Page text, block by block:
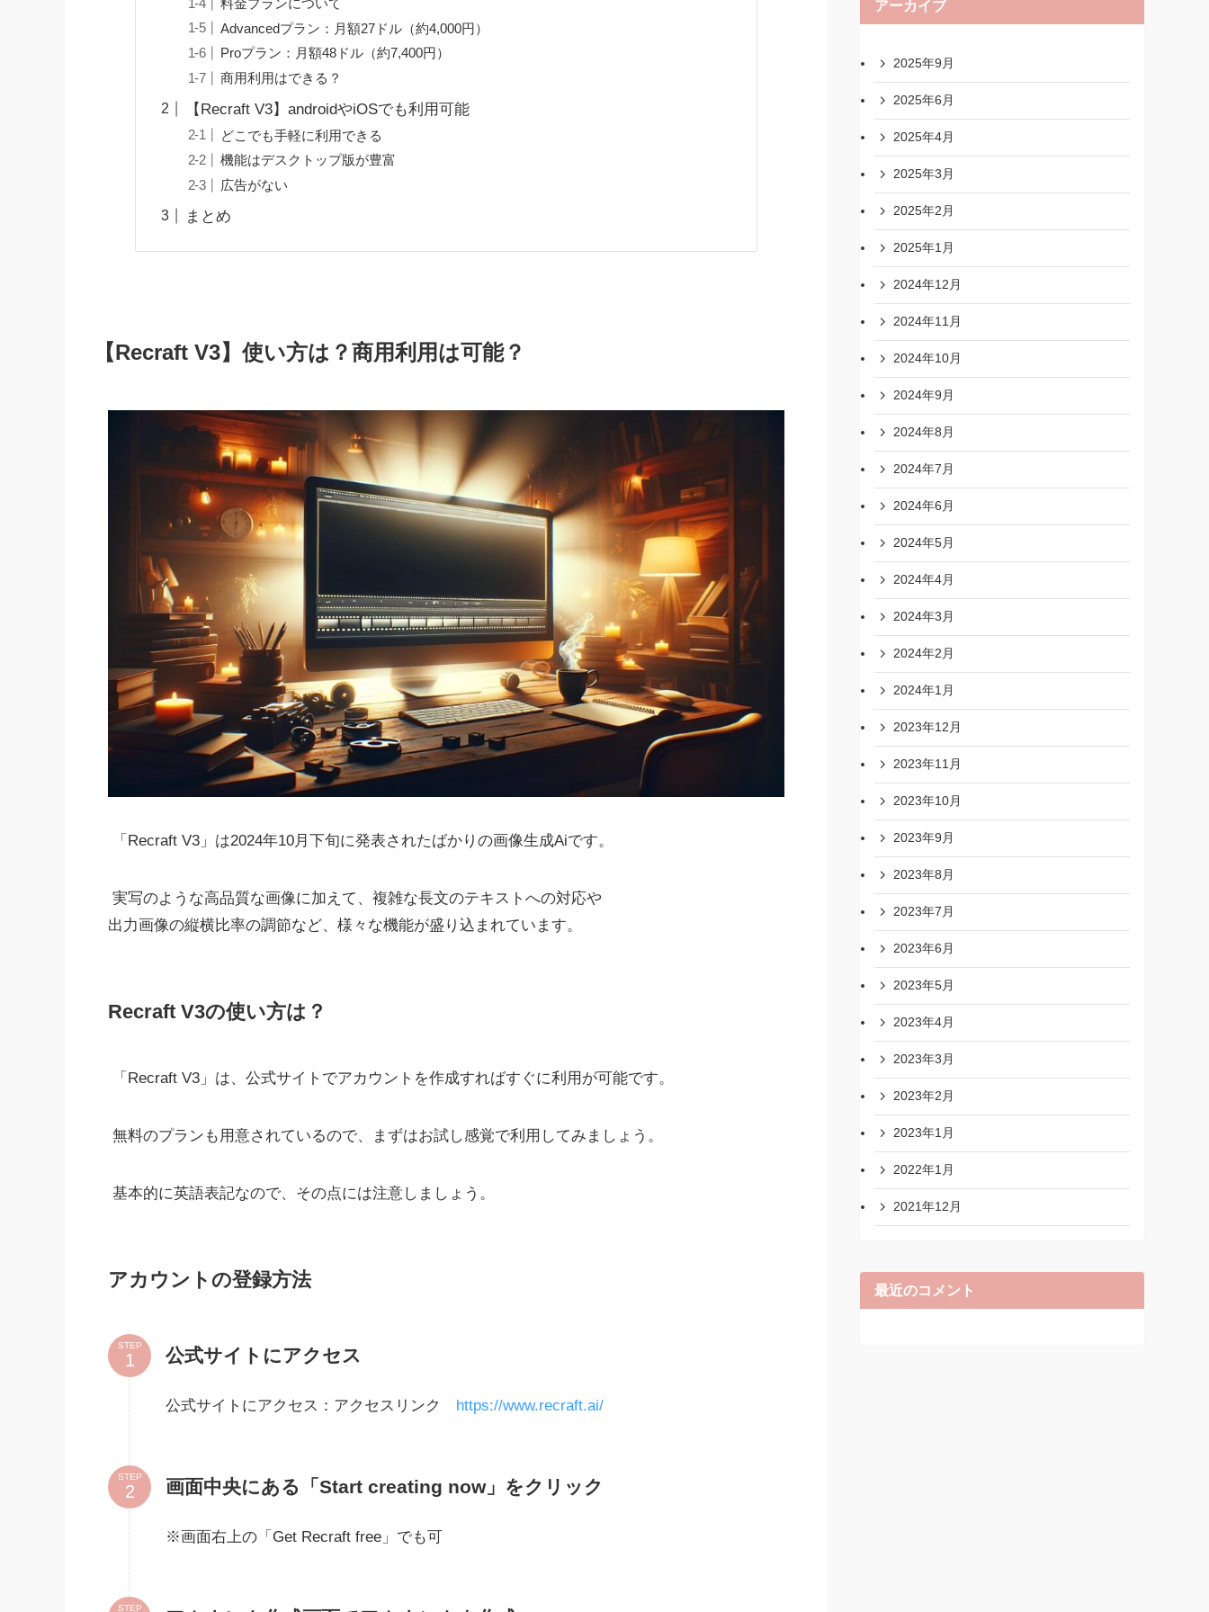
Advancedプラン：月額27ドル（約4,000円）
Proプラン：月額48ドル（約7,400円）
商用利用はできる？
【Recraft V3】androidやiOSでも利用可能
どこでも手軽に利用できる
機能はデスクトップ版が豊富
広告がない
まとめ
【Recraft V3】使い方は？商用利用は可能？
「Recraft V3」は2024年10月下旬に発表されたばかりの画像生成Aiです。
実写のような高品質な画像に加えて、複雑な長文のテキストへの対応や
出力画像の縦横比率の調節など、様々な機能が盛り込まれています。
Recraft V3の使い方は？
「Recraft V3」は、公式サイトでアカウントを作成すればすぐに利用が可能です。
無料のプランも用意されているので、まずはお試し感覚で利用してみましょう。
基本的に英語表記なので、その点には注意しましょう。
アカウントの登録方法
STEP 公式サイトにアクセス
公式サイトにアクセス：アクセスリンク https://www.recraft.ai/
STEP 画面中央にある「Start creating now」をクリック
※画面右上の「Get Recraft free」でも可
STEP
アーカイブ
2025年9月
2025年6月
2025年4月
2025年3月
2025年2月
2025年1月
2024年12月
2024年11月
2024年10月
2024年9月
2024年8月
2024年7月
2024年6月
2024年5月
2024年4月
2024年3月
2024年2月
2024年1月
2023年12月
2023年11月
2023年10月
2023年9月
2023年8月
2023年7月
2023年6月
2023年5月
2023年4月
2023年3月
2023年2月
2023年1月
2022年1月
2021年12月
最近のコメント